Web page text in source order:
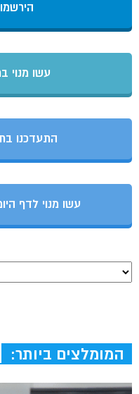
עשו מנוי
התעדכנו
עשו מנוי לדף
המומלצים ביותר: